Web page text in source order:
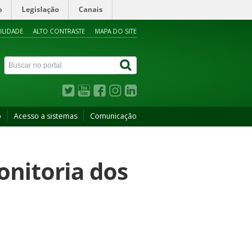
Legislação Canais
ALTO CONTRASTE MAPA DO SITE
Acesso a sistemas Comunicação
dos